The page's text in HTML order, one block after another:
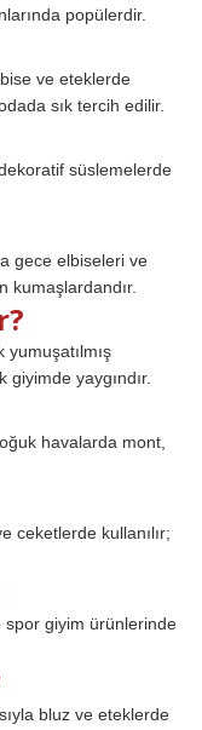
popülerdir.
ve eteklerde
sık tercih edilir.
süslemelerde
gece elbiseleri ve
kumaşlardandır.
yaygındır.
havalarda mont,
ceketlerde kullanılır;
spor giyim ürünlerinde
bluz ve eteklerde